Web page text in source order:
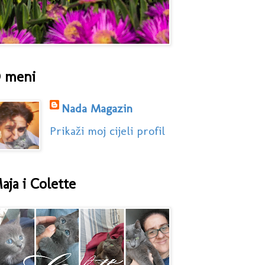
meni
Nada Magazin
Prikaži moj cijeli profil
i Colette